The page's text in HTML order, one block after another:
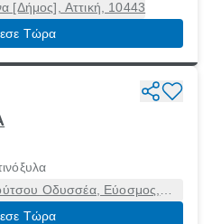
[Δήμος], Αττική, 10443
Τώρα
Οδυσσέα, Εύοσμος,
56224
Τώρα